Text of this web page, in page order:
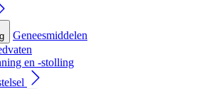
Geneesmiddelen
en -stolling